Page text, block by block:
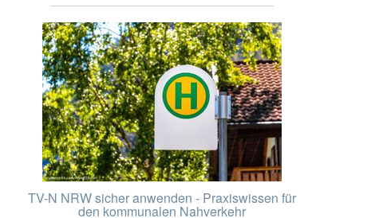
TV-N NRW sicher anwenden - Praxiswissen für
den kommunalen Nahverkehr